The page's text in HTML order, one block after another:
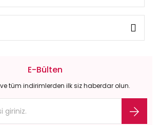
E-Bülten
tüm indirimlerden ilk siz haberdar olun.